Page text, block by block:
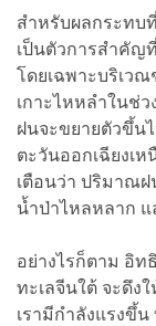
สำหรับผลกระทบ
เป็นตัวการสำคั
โดยเฉพาะบริเว
เกาะไหหลำในช่
ฝนจะขยายตัวขึ้น
ตะวันออกเฉียงเ
เตือนว่า ปริมาณ
น้ำป่าไหลหลาก
อย่างไรก็ตาม อิท
ทะเลจีนใต้ จะดึง
เรามีกำลังแรงขึ้